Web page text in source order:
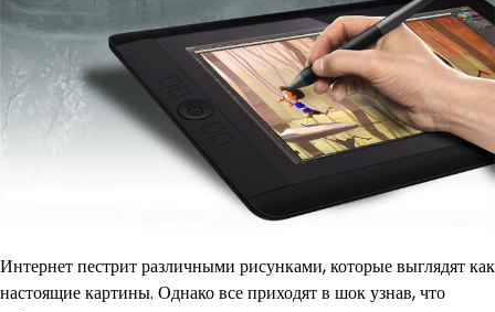
Интернет пестрит различными рисунками, которые выглядят как
настоящие картины. Однако все приходят в шок узнав, что